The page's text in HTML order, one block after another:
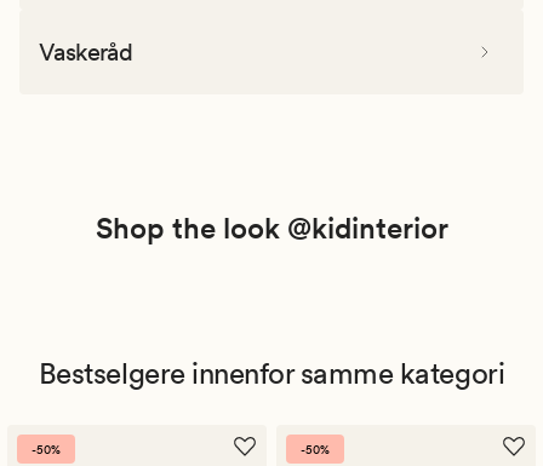
Vaskeråd
Shop the look @kidinterior
Bestselgere innenfor samme kategori
-50% -50%